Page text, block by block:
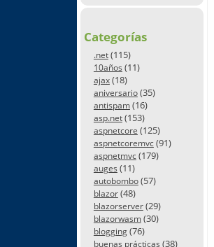
Categorías
.net(115)
10años (11)
ajax(18)
aniversario(35)
antispam(16)
asp.net(153)
aspnetcore (125)
aspnetcoremvc(91)
aspnetmvc(179)
auges (11)
autobombo(57)
blazor(48)
blazorserver(29)
blazorwasm(30)
blogging(76)
buenas prácticas (38)